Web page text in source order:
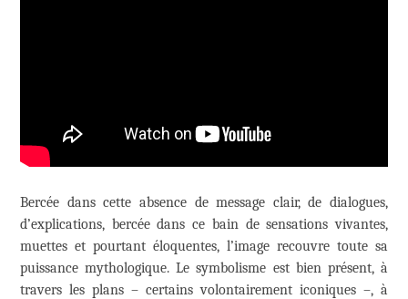
Bercée dans cette absence de message clair, de dialogues,
d’explications, bercée dans ce bain de sensations vivantes,
muettes et pourtant éloquentes, l’image recouvre toute sa
puissance mythologique. Le symbolisme est bien présent, à
travers les plans – certains volontairement iconiques –, à